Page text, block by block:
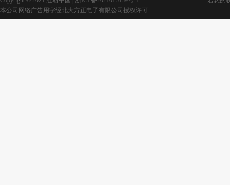
本公司网络广告用字经北大方正电子有限公司授权许可